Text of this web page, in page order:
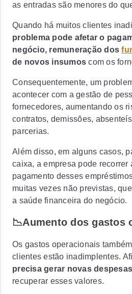
as entradas são menores do
Quando há muitos clientes
problema pode afetar o
negócio, remuneração dos
de novos insumos com os
Consequentemente, um
acontecer com a gestão de
fornecedores, aumentando os
contratos, demissões,
parcerias.
Além disso, em alguns casos,
caixa, a empresa pode recorrer
pagamento desses
muitas vezes não previstas,
a saúde financeira do negócio.
📉Aumento dos gastos
Os gastos operacionais
clientes estão inadimplentes.
precisa gerar novas despesas
recuperar esses valores.